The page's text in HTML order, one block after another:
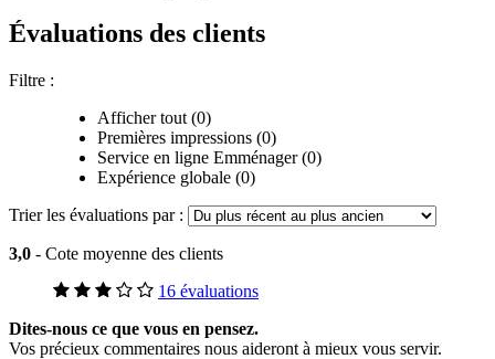
Évaluations des clients
Filtre :
Afficher tout (0)
Premières impressions (0)
Service en ligne Emménager (0)
Expérience globale (0)
Trier les évaluations par :
3,0 - Cote moyenne des clients
16 évaluations
Dites-nous ce que vous en pensez.
Vos précieux commentaires nous aideront à mieux vous servir.